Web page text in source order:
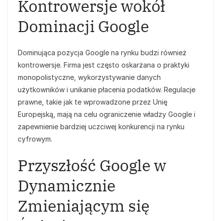
Kontrowersje wokół
Dominacji Google
Dominująca pozycja Google na rynku budzi również
kontrowersje. Firma jest często oskarżana o praktyki
monopolistyczne, wykorzystywanie danych
użytkowników i unikanie płacenia podatków. Regulacje
prawne, takie jak te wprowadzone przez Unię
Europejską, mają na celu ograniczenie władzy Google i
zapewnienie bardziej uczciwej konkurencji na rynku
cyfrowym.
Przyszłość Google w
Dynamicznie
Zmieniającym się